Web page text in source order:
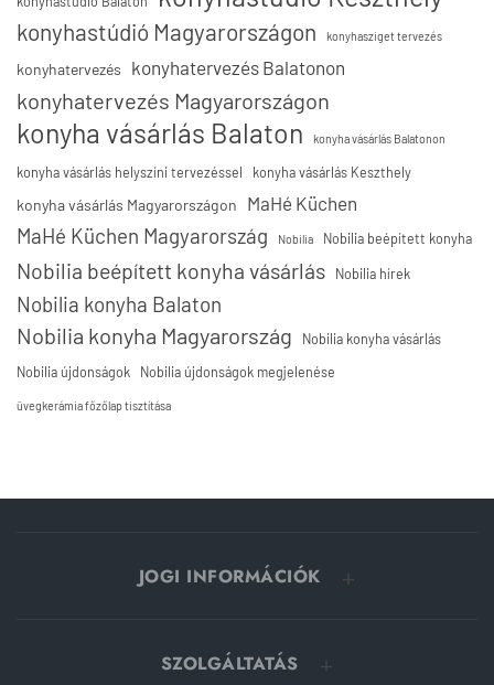
konyhastúdió Magyarországon konyhasziget tervezés
konyhatervezés konyhatervezés Balatonon
konyhatervezés Magyarországon
konyha vásárlás Balaton konyha vásárlás Balatonon
konyha vásárlás helyszíni tervezéssel konyha vásárlás Keszthely
konyha vásárlás Magyarországon MaHé Küchen
MaHé Küchen Magyarország Nobilia Nobilia beépített konyha
Nobilia beépített konyha vásárlás Nobilia hírek
Nobilia konyha Balaton
Nobilia konyha Magyarország
Nobilia konyha vásárlás
Nobilia újdonságok
Nobilia újdonságok megjelenése
üvegkerámia főzőlap tisztítása
JOGI INFORMÁCIÓK
SZOLGÁLTATÁS